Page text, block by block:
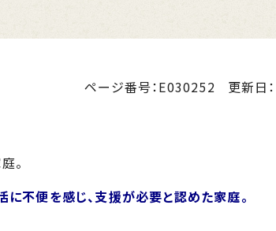
ページ番号：E030252 更新日：
。
不便を感じ、支援が必要と認めた家庭。